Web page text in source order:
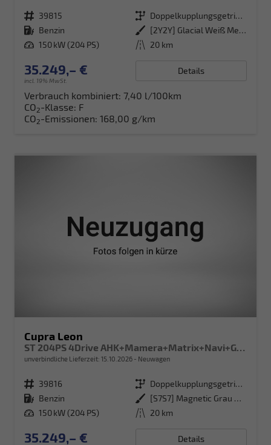
Fahrzeugnr. 39815 Getriebe
Doppelkupplungsgetriebe (DSG)
Kraftstoff Benzin Außenfarbe
[2Y2Y] Glacial Weiß Metallic
Leistung 150 kW (204 PS) Kilometerstand 20 km
35.249,– €
incl. 19% MwSt.
Details
Verbrauch kombiniert: 7,40 l/100km
CO2-Klasse: F
CO2-Emissionen: 168,00 g/km
Cupra Leon
unverbindliche Lieferzeit: 15.10.2026 Neuwagen
Fahrzeugnr. 39816 Getriebe
Doppelkupplungsgetriebe (DSG)
Kraftstoff Benzin Außenfarbe
[S7S7] Magnetic Grau Metallic
Leistung 150 kW (204 PS) Kilometerstand 20 km
35.249,– € Details